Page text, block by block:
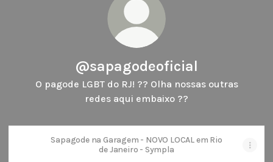
@sapagodeoficial
O pagode LGBT do RJ! ?️‍? Olha nossas outras
redes aqui embaixo ??
Sapagode na Garagem - NOVO LOCAL em Rio
de Janeiro - Sympla